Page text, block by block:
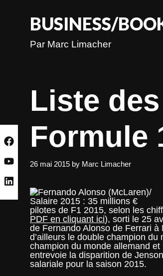
BUSINESS/
Par Marc Limacher
Liste
Formule
26 mai 2015 by Marc Limacher
pilotes de F1 2015, selon les
PDF en cliquant ici), sorti le 25
de Fernando Alonso de Ferrari
d’ailleurs le double champion
champion du monde allemand
entrevoie la disparition de
salariale pour la saison 2015.